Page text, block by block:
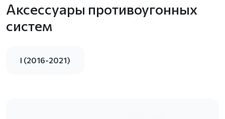
Аксессуары противоугонных
систем
I (2016-2021)